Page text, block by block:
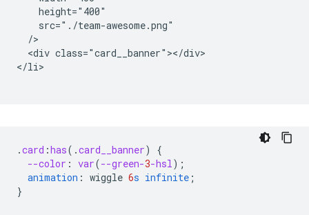
    height="400"
    src="./team-awesome.png"
  />
  <div class="card__banner"></div>
</li>
.card :has( .card__banner)
{
--color : var(--green-3-hsl);
animation : wiggle 6s infinite ;
}